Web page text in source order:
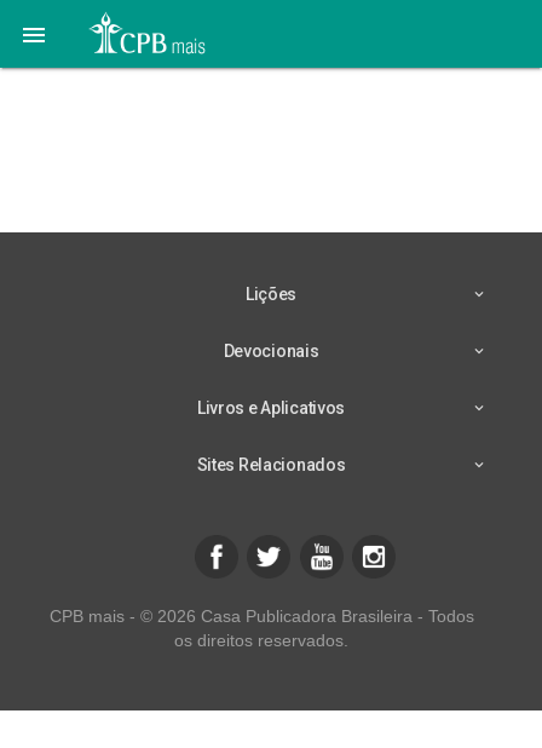

Lições
Devocionais
Livros e Aplicativos
Sites Relacionados
CPB mais - © 2026 Casa Publicadora Brasileira - Todos
os direitos reservados.